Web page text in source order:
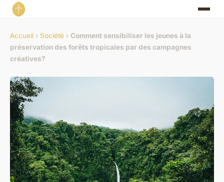
Accueil › Société › Comment sensibiliser les jeunes à la
préservation des forêts tropicales par des campagnes
créatives?